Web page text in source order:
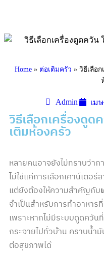
Home» ต่อเติมครัว » วิธีเลือ
Admin เม
วิธีเลือกเครื่องดูด
เติมห้องครัว
หลายคนอาจยังไม่ทราบว่าก
ไม่ใช่แค่การเลือกเคาน์เตอ
แต่ยังต้องให้ความสำคัญกับ
จำเป็นสำหรับการทำอาหา
เพราะหากไม่มีระบบดูดควั
กระจายไปทั่วบ้าน คราบน้ำ
ต่อสุขภาพได้